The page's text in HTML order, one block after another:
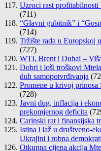
Uzroci rast profitabilnosti
(711)
“Glavni gubitnik” i
(714)
Tržište rada u Europskoj
(727)
WTI, Brent i Dubai –
Dobri i loši troškovi
duh samopotvrđivanja
Promene u krivoj
(728)
Javni dug, inflacija i
prekomjernog deficita
Carinski rat i finansijska
Istina i laž u društveno-
Ukrajini i robna
Otkupna cijena akcija